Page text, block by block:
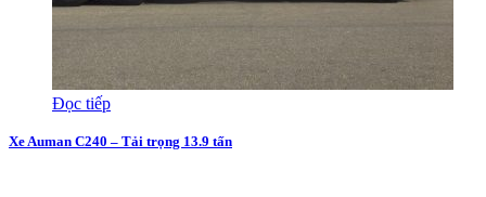
Đọc tiếp
Xe Auman C240 – Tải trọng 13.9 tấn